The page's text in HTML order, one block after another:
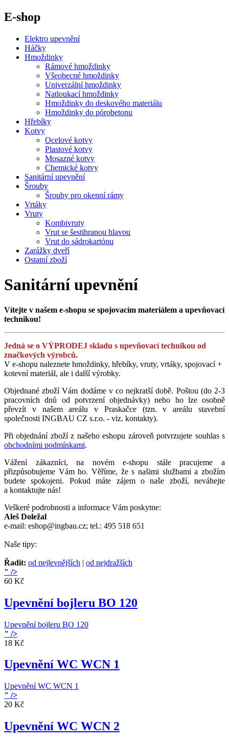
E-shop
Elektro upevnění
Háčky
Hmoždinky
Rámové hmoždinky
Všeobecné hmoždinky
Univerzální hmoždinky
Natloukací hmoždinky
Hmoždinky do deskového materiálu
Hmoždinky do pórobetonu
Hřebíky
Kotvy
Ocelové kotvy
Plastové kotvy
Mosazné kotvy
Chemické kotvy
Sanitární upevnění
Šrouby
Šrouby pro okenní rámy
Vrtáky
Vruty
Kombivruty
Vrut se šestihranou hlavou
Vrut do sádrokartónu
Zarážky dveří
Ostatní zboží
Sanitární upevnění
Vítejte v našem e-shopu se spojovacím materiálem a upevňovací
technikou!
Jedná se o VÝPRODEJ skladu s upevňovací technikou od
značkových výrobců.
V e-shopu naleznete hmoždinky, hřebíky, vruty, vrtáky, spojovací +
kotevní materiál, ale i další výrobky.
Objednané zboží Vám dodáme v co nejkratší době. Poštou (do 2-3
pracovních dnů od potvrzení objednávky) nebo ho lze osobně
převzít v našem areálu v Praskačce (tzn. v areálu stavební
společnosti INGBAU CZ s.r.o. - viz. kontakty).
Při objednání zboží z našeho eshopu zároveň potvrzujete souhlas s
obchodními podmínkami.
Vážení zákazníci, na novém e-shopu stále pracujeme a
přizpůsobujeme Vám ho. Věříme, že s našimi službami a zbožím
budete spokojeni. Pokud máte zájem o naše zboží, neváhejte
a kontaktujte nás!
Veškeré podrobnosti a informace Vám poskytne:
Aleš Doležal
e-mail: eshop@ingbau.cz; tel.: 495 518 651
Naše tipy:
Řadit: od nejlevnějších | od nejdražších
" />
60 Kč
Upevnění bojleru BO 120
Upevnění bojleru BO 120
" />
18 Kč
Upevnění WC WCN 1
Upevnění WC WCN 1
" />
20 Kč
Upevnění WC WCN 2